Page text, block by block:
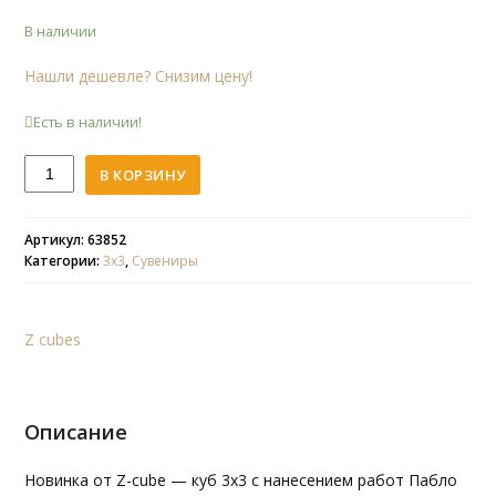
В наличии
Нашли дешевле? Снизим цену!
Есть в наличии!
Количество
Z
Пикассо
В КОРЗИНУ
Артикул: 63852
Категории:3х3, Сувениры
Z cubes
Описание
Новинка от Z-cube — куб 3х3 с нанесением работ Пабло